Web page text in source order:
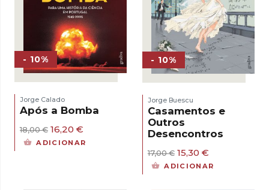
- 10%
Jorge Calado
Após a Bomba
18,00€ O
preço
16,20 €
preço
ADICIONAR
- 10%
Jorge Buescu
Casamentos e
Outros
Desencontros
17,00€ O
preço
15,30 €O
preço
ADICIONAR